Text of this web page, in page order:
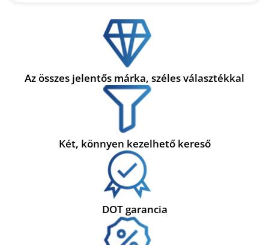
Az összes jelentős márka, széles választékkal
Két, könnyen kezelhető kereső
DOT garancia